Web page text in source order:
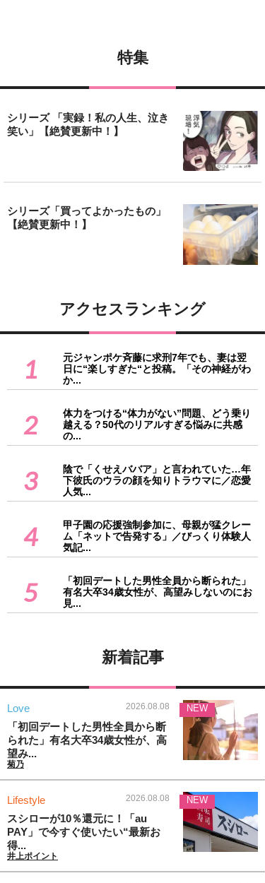
特集
シリーズ 「実録！私の人生、泣き
笑い」【絶賛更新中！】
シリーズ「買ってよかったもの」
【絶賛更新中！】
アクセスランキング
1
元ジャンポケ斉藤に求刑7年でも、妻は翌
日に“楽しすぎた“と投稿。「その神経がわ
か...
2
体力をつける“体力がない”問題、どう乗り
越える？50代のリアルすぎる悩みに共感
の...
3
陰で「くせえババア」と言われていた…年
下彼氏のウラの顔を知りトラウマに／恋愛
人気...
4
甲子園の応援強制参加に、母親が猛クレー
ム「ネットで告発する」／びっくり体験人
気記...
5
「初回デートした男性全員から断られた」
有名大卒34歳女性が、高望みしないのにお
見...
新着記事
Love 2026.08.08
「初回デートした男性全員から断
られた」有名大卒34歳女性が、高
望み...
菊乃
NEW
Lifestyle 2026.08.08
スシローが10％還元に！「au
PAY」で今すぐ使いたい“最新お
得...
井上ポイント
NEW